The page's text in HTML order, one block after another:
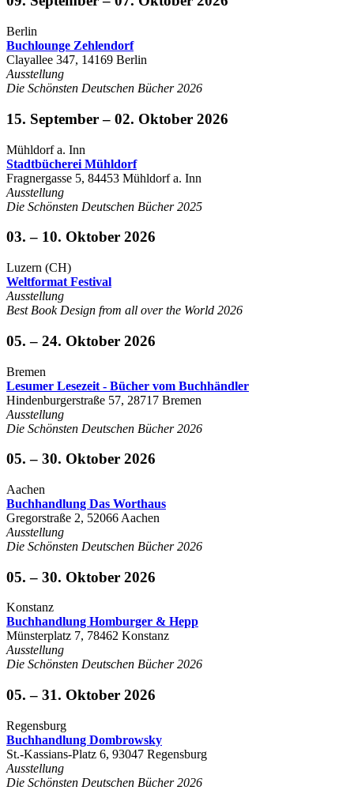
Berlin
Buchlounge Zehlendorf
Clayallee 347, 14169 Berlin
Ausstellung
Die Schönsten Deutschen Bücher 2026
15. September – 02. Oktober 2026
Mühldorf a. Inn
Stadtbücherei Mühldorf
Fragnergasse 5, 84453 Mühldorf a. Inn
Ausstellung
Die Schönsten Deutschen Bücher 2025
03. – 10. Oktober 2026
Luzern (CH)
Weltformat Festival
Ausstellung
Best Book Design from all over the World 2026
05. – 24. Oktober 2026
Bremen
Lesumer Lesezeit - Bücher vom Buchhändler
Hindenburgerstraße 57, 28717 Bremen
Ausstellung
Die Schönsten Deutschen Bücher 2026
05. – 30. Oktober 2026
Aachen
Buchhandlung Das Worthaus
Gregorstraße 2, 52066 Aachen
Ausstellung
Die Schönsten Deutschen Bücher 2026
05. – 30. Oktober 2026
Konstanz
Buchhandlung Homburger & Hepp
Münsterplatz 7, 78462 Konstanz
Ausstellung
Die Schönsten Deutschen Bücher 2026
05. – 31. Oktober 2026
Regensburg
Buchhandlung Dombrowsky
St.-Kassians-Platz 6, 93047 Regensburg
Ausstellung
Die Schönsten Deutschen Bücher 2026